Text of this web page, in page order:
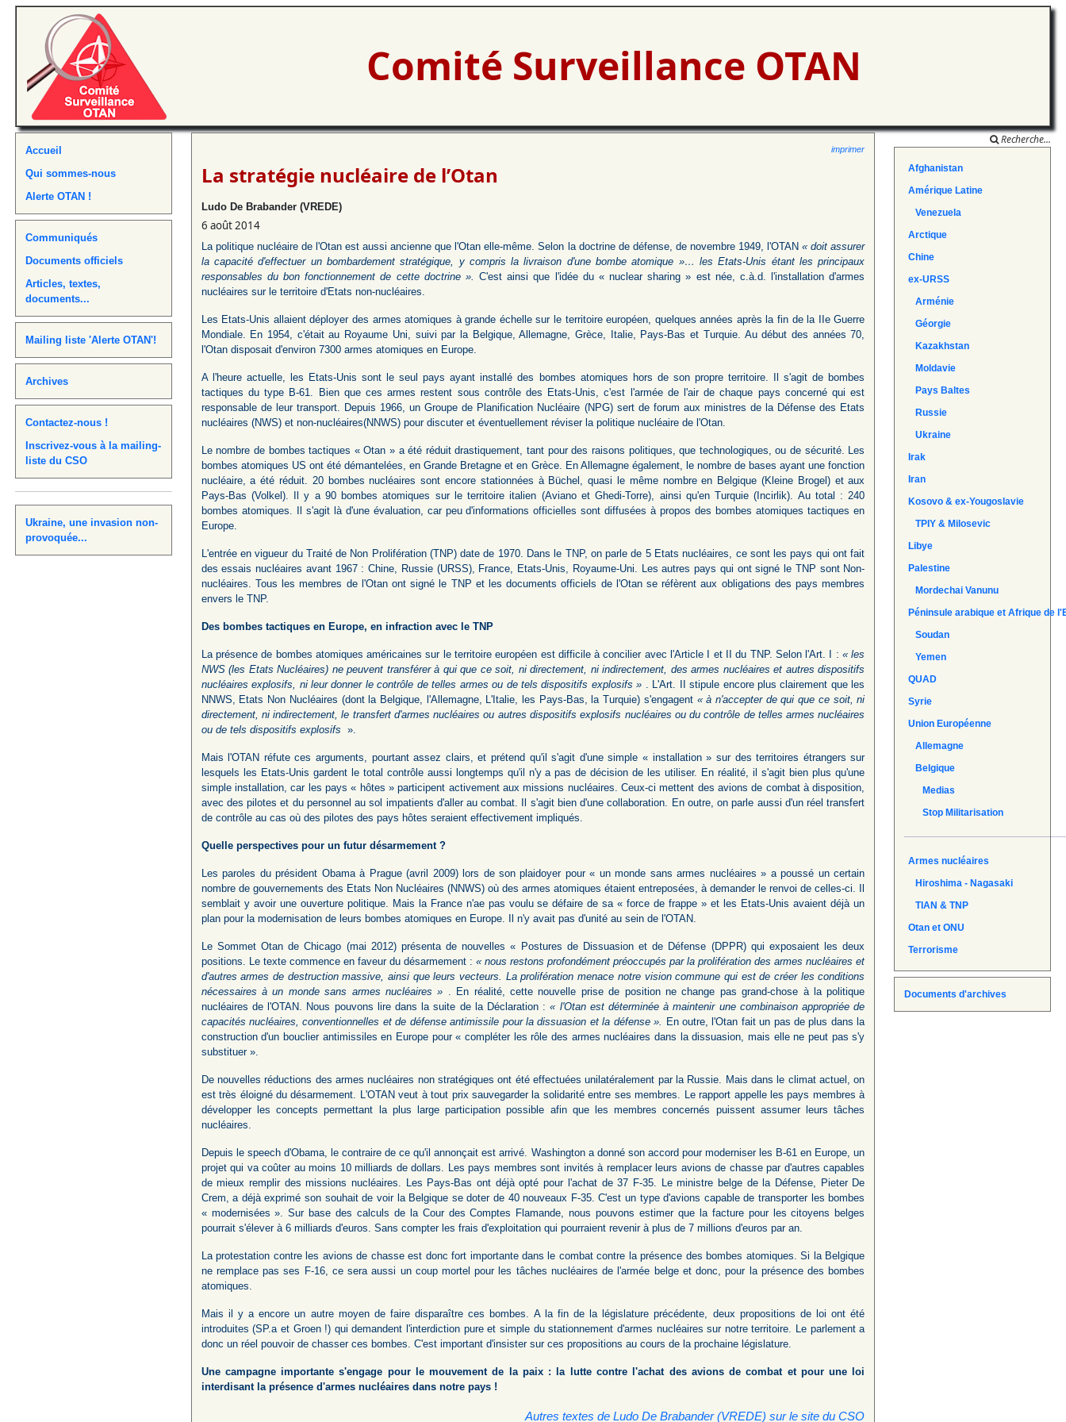
Comité Surveillance OTAN
Accueil
Qui sommes-nous
Alerte OTAN !
Communiqués
Documents officiels
Articles, textes,
documents...
Mailing liste 'Alerte OTAN'!
Archives
Contactez-nous !
Inscrivez-vous à la mailing-
liste du CSO
Ukraine, une invasion non-
provoquée...
imprimer
La stratégie nucléaire de l’Otan
Ludo De Brabander (VREDE)
6 août 2014
La politique nucléaire de l'Otan est aussi ancienne que l'Otan elle-même. Selon la doctrine de défense, de novembre 1949, l'OTAN« doit assurer
la capacité d'effectuer un bombardement stratégique, y compris la livraison d'une bombe atomique »… les Etats-Unis étant les principaux
responsables du bon fonctionnement de cette doctrine ».C'est ainsi que l'idée du « nuclear sharing » est née, c.à.d. l'installation d'armes
nucléaires sur le territoire d'Etats non-nucléaires.
Les Etats-Unis allaient déployer des armes atomiques à grande échelle sur le territoire européen, quelques années après la fin de la IIe Guerre
Mondiale. En 1954, c'était au Royaume Uni, suivi par la Belgique, Allemagne, Grèce, Italie, Pays-Bas et Turquie. Au début des années 70,
l'Otan disposait d'environ 7300 armes atomiques en Europe.
A l'heure actuelle, les Etats-Unis sont le seul pays ayant installé des bombes atomiques hors de son propre territoire. Il s'agit de bombes
tactiques du type B-61. Bien que ces armes restent sous contrôle des Etats-Unis, c'est l'armée de l'air de chaque pays concerné qui est
responsable de leur transport. Depuis 1966, un Groupe de Planification Nucléaire (NPG) sert de forum aux ministres de la Défense des Etats
nucléaires (NWS) et non-nucléaires(NNWS) pour discuter et éventuellement réviser la politique nucléaire de l'Otan.
Le nombre de bombes tactiques « Otan » a été réduit drastiquement, tant pour des raisons politiques, que technologiques, ou de sécurité. Les
bombes atomiques US ont été démantelées, en Grande Bretagne et en Grèce. En Allemagne également, le nombre de bases ayant une fonction
nucléaire, a été réduit. 20 bombes nucléaires sont encore stationnées à Büchel, quasi le même nombre en Belgique (Kleine Brogel) et aux
Pays-Bas (Volkel). Il y a 90 bombes atomiques sur le territoire italien (Aviano et Ghedi-Torre), ainsi qu'en Turquie (Incirlik). Au total : 240
bombes atomiques. Il s'agit là d'une évaluation, car peu d'informations officielles sont diffusées à propos des bombes atomiques tactiques en
Europe.
L'entrée en vigueur du Traité de Non Prolifération (TNP) date de 1970. Dans le TNP, on parle de 5 Etats nucléaires, ce sont les pays qui ont fait
des essais nucléaires avant 1967 : Chine, Russie (URSS), France, Etats-Unis, Royaume-Uni. Les autres pays qui ont signé le TNP sont Non-
nucléaires. Tous les membres de l'Otan ont signé le TNP et les documents officiels de l'Otan se réfèrent aux obligations des pays membres
envers le TNP.
Des bombes tactiques en Europe, en infraction avec le TNP
La présence de bombes atomiques américaines sur le territoire européen est difficile à concilier avec l'Article I et II du TNP. Selon l'Art. I :« les
NWS (les Etats Nucléaires) ne peuvent transférer à qui que ce soit, ni directement, ni indirectement, des armes nucléaires et autres dispositifs
nucléaires explosifs, ni leur donner le contrôle de telles armes ou de tels dispositifs explosifs » . L'Art. II stipule encore plus clairement que les
NNWS, Etats Non Nucléaires (dont la Belgique, l'Allemagne, L'Italie, les Pays-Bas, la Turquie) s'engagent « à n'accepter de qui que ce soit, ni
directement, ni indirectement, le transfert d'armes nucléaires ou autres dispositifs explosifs nucléaires ou du contrôle de telles armes nucléaires
ou de tels dispositifs explosifs ».
Mais l'OTAN réfute ces arguments, pourtant assez clairs, et prétend qu'il s'agit d'une simple « installation » sur des territoires étrangers sur
lesquels les Etats-Unis gardent le total contrôle aussi longtemps qu'il n'y a pas de décision de les utiliser. En réalité, il s'agit bien plus qu'une
simple installation, car les pays « hôtes » participent activement aux missions nucléaires. Ceux-ci mettent des avions de combat à disposition,
avec des pilotes et du personnel au sol impatients d'aller au combat. Il s'agit bien d'une collaboration. En outre, on parle aussi d'un réel transfert
de contrôle au cas où des pilotes des pays hôtes seraient effectivement impliqués.
Quelle perspectives pour un futur désarmement ?
Les paroles du président Obama à Prague (avril 2009) lors de son plaidoyer pour « un monde sans armes nucléaires » a poussé un certain
nombre de gouvernements des Etats Non Nucléaires (NNWS) où des armes atomiques étaient entreposées, à demander le renvoi de celles-ci. Il
semblait y avoir une ouverture politique. Mais la France n'ae pas voulu se défaire de sa « force de frappe » et les Etats-Unis avaient déjà un
plan pour la modernisation de leurs bombes atomiques en Europe. Il n'y avait pas d'unité au sein de l'OTAN.
Le Sommet Otan de Chicago (mai 2012) présenta de nouvelles « Postures de Dissuasion et de Défense (DPPR) qui exposaient les deux
positions. Le texte commence en faveur du désarmement : « nous restons profondément préoccupés par la prolifération des armes nucléaires et
d'autres armes de destruction massive, ainsi que leurs vecteurs. La prolifération menace notre vision commune qui est de créer les conditions
nécessaires à un monde sans armes nucléaires » . En réalité, cette nouvelle prise de position ne change pas grand-chose à la politique
nucléaires de l'OTAN. Nous pouvons lire dans la suite de la Déclaration :« l'Otan est déterminée à maintenir une combinaison appropriée de
capacités nucléaires, conventionnelles et de défense antimissile pour la dissuasion et la défense ». En outre, l'Otan fait un pas de plus dans la
construction d'un bouclier antimissiles en Europe pour « compléter les rôle des armes nucléaires dans la dissuasion, mais elle ne peut pas s'y
substituer ».
De nouvelles réductions des armes nucléaires non stratégiques ont été effectuées unilatéralement par la Russie. Mais dans le climat actuel, on
est très éloigné du désarmement. L'OTAN veut à tout prix sauvegarder la solidarité entre ses membres. Le rapport appelle les pays membres à
développer les concepts permettant la plus large participation possible afin que les membres concernés puissent assumer leurs tâches
nucléaires.
Depuis le speech d'Obama, le contraire de ce qu'il annonçait est arrivé. Washington a donné son accord pour moderniser les B-61 en Europe, un
projet qui va coûter au moins 10 milliards de dollars. Les pays membres sont invités à remplacer leurs avions de chasse par d'autres capables
de mieux remplir des missions nucléaires. Les Pays-Bas ont déjà opté pour l'achat de 37 F-35. Le ministre belge de la Défense, Pieter De
Crem, a déjà exprimé son souhait de voir la Belgique se doter de 40 nouveaux F-35. C'est un type d'avions capable de transporter les bombes
« modernisées ». Sur base des calculs de la Cour des Comptes Flamande, nous pouvons estimer que la facture pour les citoyens belges
pourrait s'élever à 6 milliards d'euros. Sans compter les frais d'exploitation qui pourraient revenir à plus de 7 millions d'euros par an.
La protestation contre les avions de chasse est donc fort importante dans le combat contre la présence des bombes atomiques. Si la Belgique
ne remplace pas ses F-16, ce sera aussi un coup mortel pour les tâches nucléaires de l'armée belge et donc, pour la présence des bombes
atomiques.
Mais il y a encore un autre moyen de faire disparaître ces bombes. A la fin de la législature précédente, deux propositions de loi ont été
introduites (SP.a et Groen !) qui demandent l'interdiction pure et simple du stationnement d'armes nucléaires sur notre territoire. Le parlement a
donc un réel pouvoir de chasser ces bombes. C'est important d'insister sur ces propositions au cours de la prochaine législature.
Une campagne importante s'engage pour le mouvement de la paix : la lutte contre l'achat des avions de combat et pour une loi
interdisant la présence d'armes nucléaires dans notre pays !
Autres textes de Ludo De Brabander (VREDE) sur le site du CSO
Recherche...
Afghanistan
Amérique Latine
Venezuela
Arctique
Chine
ex-URSS
Arménie
Géorgie
Kazakhstan
Moldavie
Pays Baltes
Russie
Ukraine
Irak
Iran
Kosovo & ex-Yougoslavie
TPIY & Milosevic
Libye
Palestine
Mordechai Vanunu
Péninsule arabique et Afrique de
Soudan
Yemen
QUAD
Syrie
Union Européenne
Allemagne
Belgique
Medias
Stop Militarisation
Armes nucléaires
Hiroshima - Nagasaki
TIAN & TNP
Otan et ONU
Terrorisme
Documents d'archives